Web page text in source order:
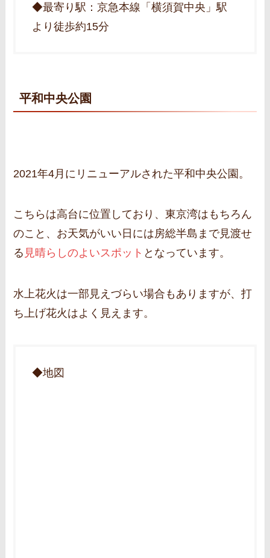
◆最寄り駅：京急本線「横須賀中央」駅
より徒歩約15分
平和中央公園
2021年4月にリニューアルされた平和中央公園。
こちらは高台に位置しており、東京湾はもちろん
のこと、お天気がいい日には房総半島まで見渡せ
る 見晴らしのよいスポット となっています。
水上花火は一部見えづらい場合もありますが、打
ち上げ花火はよく見えます。
◆地図